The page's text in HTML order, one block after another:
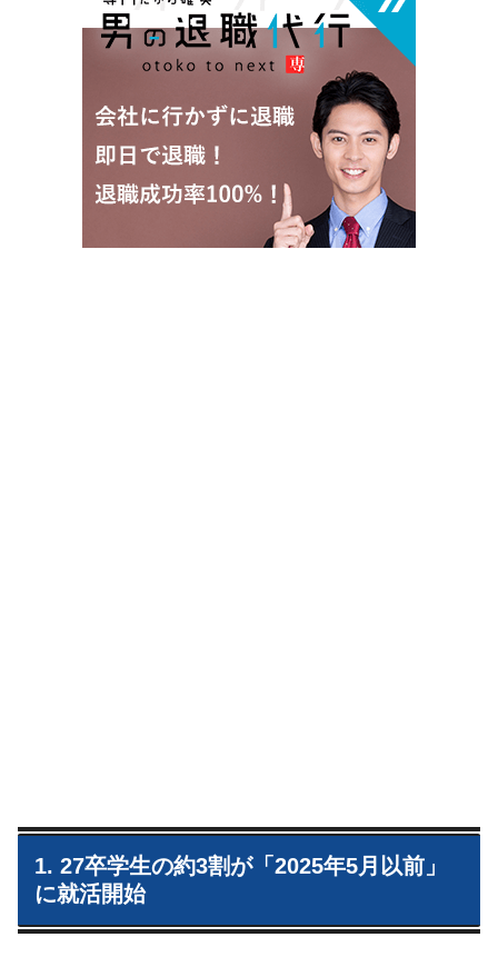
1. 27卒学生の約3割が「2025年5月以前」
に就活開始